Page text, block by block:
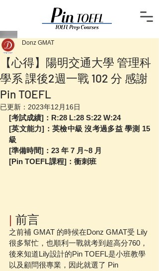
【心得】陽明交通大學 管理科
學系 課後2週一戰 102 分 感謝
Pin TOEFL
Donz GMAT
已更新： 2023年12月16日
[考試成績]：R:28 L:28 S:22 W:24
[英文能力]：英檢中級 沒考過多益 學測 15
級
[準備時間]：23 年 7 月~8 月
[Pin TOEFL課程]：衝刺班
| 前言
之前補 GMAT 的時候在Donz GMAT受 Lily
很多幫忙，也順利一戰就考到超高分760，
後來知道Lily設計的Pin TOEFL是小班教學
以及顧問很專業，因此就選了 Pin